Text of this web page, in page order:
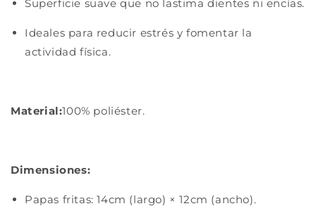
Superficie suave que no lastima dientes ni encías.
Ideales para reducir estrés y fomentar la
actividad física.
Material:100% poliéster.
Dimensiones:
Papas fritas: 14cm (largo) × 12cm (ancho).